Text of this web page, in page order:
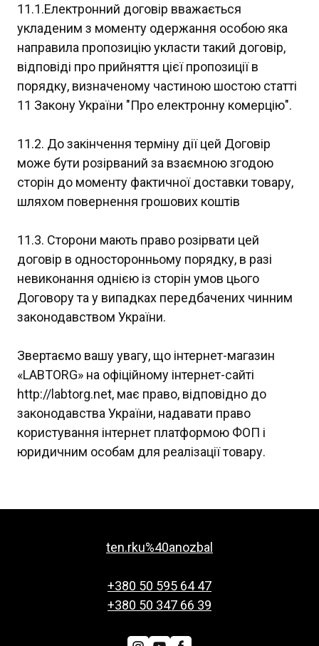
11.1.Електронний договір вважається
укладеним з моменту одержання особою яка
направила пропозицію укласти такий договір,
відповіді про прийняття цієї пропозиції в
порядку, визначеному частиною шостою статті
11 Закону України "Про електронну комерцію".
11.2. До закінчення терміну дії цей Договір
може бути розірваний за взаємною згодою
сторін до моменту фактичної доставки товару,
шляхом повернення грошових коштів
11.3. Сторони мають право розірвати цей
договір в односторонньому порядку, в разі
невиконання однією із сторін умов цього
Договору та у випадках передбачених чинним
законодавством України.
Звертаємо вашу увагу, що інтернет-магазин
«LABTORG» на офіційному інтернет-сайті
http://labtorg.net, має право, відповідно до
законодавства України, надавати право
користування інтернет платформою ФОП і
юридичним особам для реалізації товару.
ten.rku%40anozbal
+380 50 595 64 47
+380 50 347 66 39